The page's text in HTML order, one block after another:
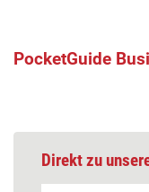
PocketGuide
Direkt zu